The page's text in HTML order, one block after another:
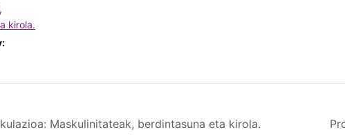
kirola.
Maskulinitateak, berdintasuna eta kirola.